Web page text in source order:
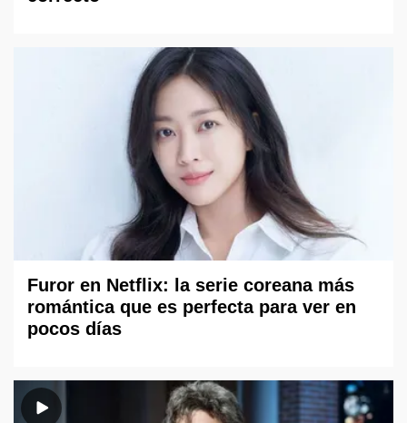
Furor en Netflix: la serie coreana más
romántica que es perfecta para ver en
pocos días